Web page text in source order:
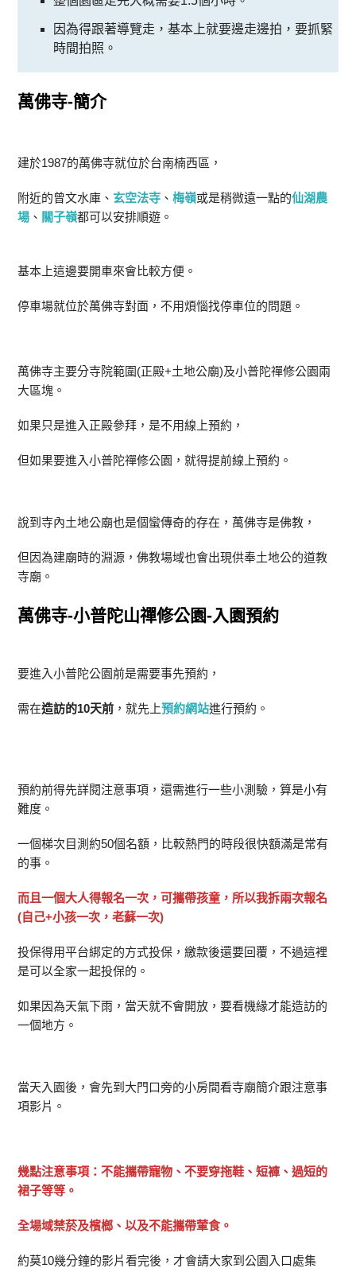
因為得跟著導覽走，基本上就要邊走邊拍，要抓緊
時間拍照。
萬佛寺-簡介
建於1987的萬佛寺就位於台南楠西區，
附近的曾文水庫、 玄空法寺 、梅嶺或是稍微遠一點的仙湖農
場 、 關子嶺都可以安排順遊。
基本上這邊要開車來會比較方便。
停車場就位於萬佛寺對面，不用煩惱找停車位的問題。
萬佛寺主要分寺院範圍(正殿+土地公廟)及小普陀禪修公園兩
大區塊。
如果只是進入正殿參拜，是不用線上預約，
但如果要進入小普陀禪修公園，就得提前線上預約。
說到寺內土地公廟也是個蠻傳奇的存在，萬佛寺是佛教，
但因為建廟時的淵源，佛教場域也會出現供奉土地公的道教
寺廟。
萬佛寺-小普陀山禪修公園-入園預約
要進入小普陀公園前是需要事先預約，
需在造訪的10天前 ，就先上預約網站進行預約。
預約前得先詳閱注意事項，還需進行一些小測驗，算是小有
難度。
一個梯次目測約50個名額，比較熱門的時段很快額滿是常有
的事。
而且一個大人得報名一次，可攜帶孩童，所以我拆兩次報名
(自己+小孩一次，老蘇一次)
投保得用平台綁定的方式投保，繳款後還要回覆，不過這裡
是可以全家一起投保的。
如果因為天氣下雨，當天就不會開放，要看機緣才能造訪的
一個地方。
當天入園後，會先到大門口旁的小房間看寺廟簡介跟注意事
項影片。
幾點注意事項：不能攜帶寵物、不要穿拖鞋、短褲、過短的
裙子等等。
全場域禁菸及檳榔、以及不能攜帶葷食。
約莫10幾分鐘的影片看完後，才會請大家到公園入口處集